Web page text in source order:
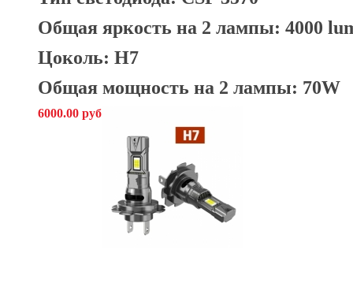
Общая яркость на 2 лампы: 4000
Цоколь: H7
Общая мощность на 2 лампы: 70W
6000.00 руб